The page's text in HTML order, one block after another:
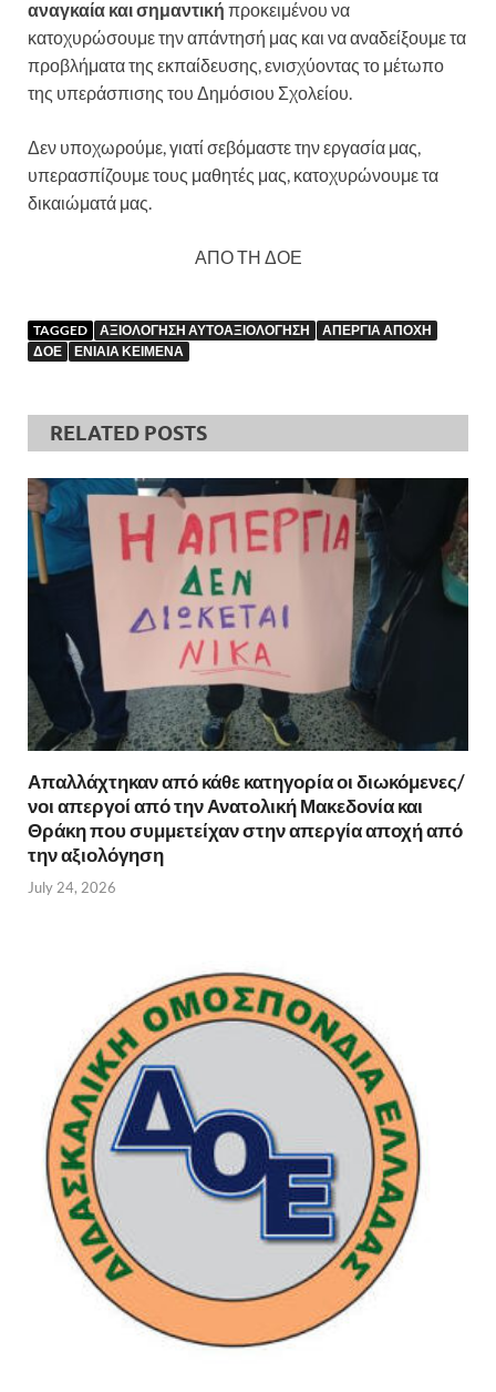
αναγκαία και σημαντική προκειμένου να
κατοχυρώσουμε την απάντησή μας και να αναδείξουμε τα
προβλήματα της εκπαίδευσης, ενισχύοντας το μέτωπο
της υπεράσπισης του Δημόσιου Σχολείου.
Δεν υποχωρούμε, γιατί σεβόμαστε την εργασία μας,
υπερασπίζουμε τους μαθητές μας, κατοχυρώνουμε τα
δικαιώματά μας.
ΑΠΟ ΤΗ ΔΟΕ
TAGGED ΑΞΙΟΛΟΓΗΣΗ ΑΥΤΟΑΞΙΟΛΟΓΗΣΗ
ΑΠΕΡΓΙΑ ΑΠΟΧΗ
ΔΟΕ
ΕΝΙΑΙΑ ΚΕΙΜΕΝΑ
RELATED POSTS
Απαλλάχτηκαν από κάθε κατηγορία οι διωκόμενες/
νοι απεργοί από την Ανατολική Μακεδονία και
Θράκη που συμμετείχαν στην απεργία αποχή από
την αξιολόγηση
July 24, 2026